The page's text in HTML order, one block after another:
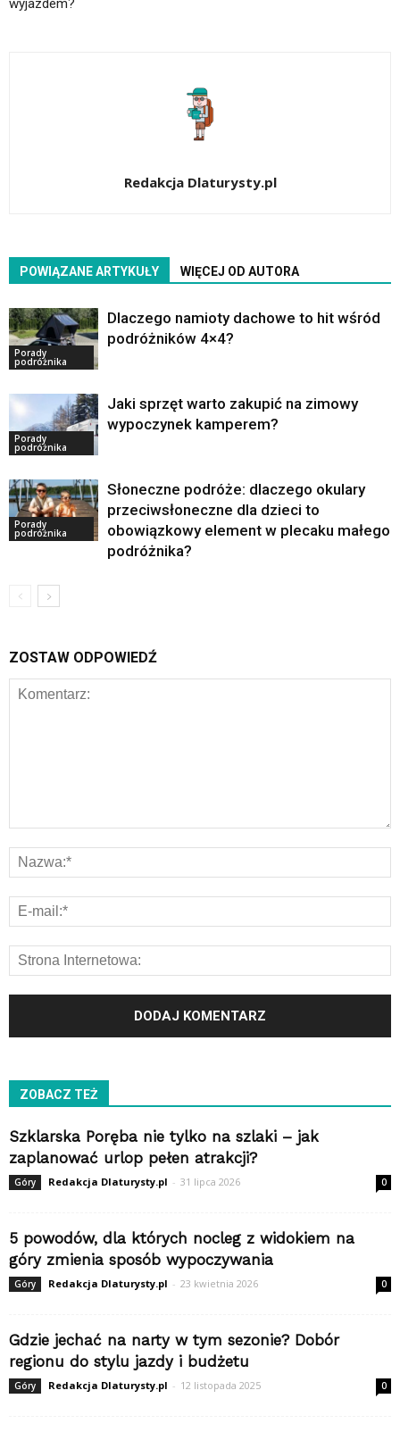
wyjazdem?
Redakcja Dlaturysty.pl
POWIĄZANE ARTYKUŁY WIĘCEJ OD AUTORA
Porady
podróżnika
Dlaczego namioty dachowe to hit wśród
podróżników 4×4?
Porady
podróżnika
Jaki sprzęt warto zakupić na zimowy
wypoczynek kamperem?
Porady
podróżnika
Słoneczne podróże: dlaczego okulary
przeciwsłoneczne dla dzieci to
obowiązkowy element w plecaku małego
podróżnika?
ZOSTAW ODPOWIEDŹ
ZOBACZ TEŻ
Szklarska Poręba nie tylko na szlaki – jak
zaplanować urlop pełen atrakcji?
Góry Redakcja Dlaturysty.pl - 31 lipca 2026 0
5 powodów, dla których nocleg z widokiem na
góry zmienia sposób wypoczywania
Góry Redakcja Dlaturysty.pl - 23 kwietnia 2026 0
Gdzie jechać na narty w tym sezonie? Dobór
regionu do stylu jazdy i budżetu
Góry Redakcja Dlaturysty.pl - 12 listopada 2025 0